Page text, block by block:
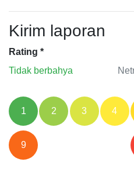
Kirim laporan
Rating *
Tidak berbahya
1 2 3 4
9